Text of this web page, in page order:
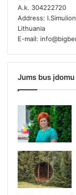
A.k. 304222720
Address:
Lithuania
E-mail:
Jums bus įdomu